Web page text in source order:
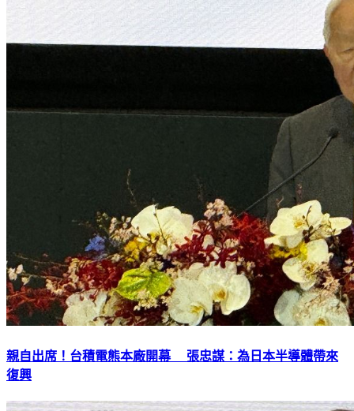
親自出席！台積電熊本廠開幕 張忠謀：為日本半導體帶來
復興